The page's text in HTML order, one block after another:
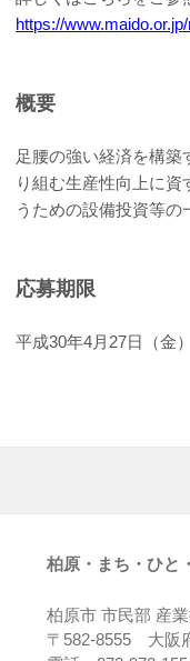
https://
概要
足腰の強い経済を構
り組む生産性向上に
うための設備投資等の
応募期限
平成30年4月27日（金
柏原・まち・ひと
柏原市 市民部 産
〒582-8555 大阪